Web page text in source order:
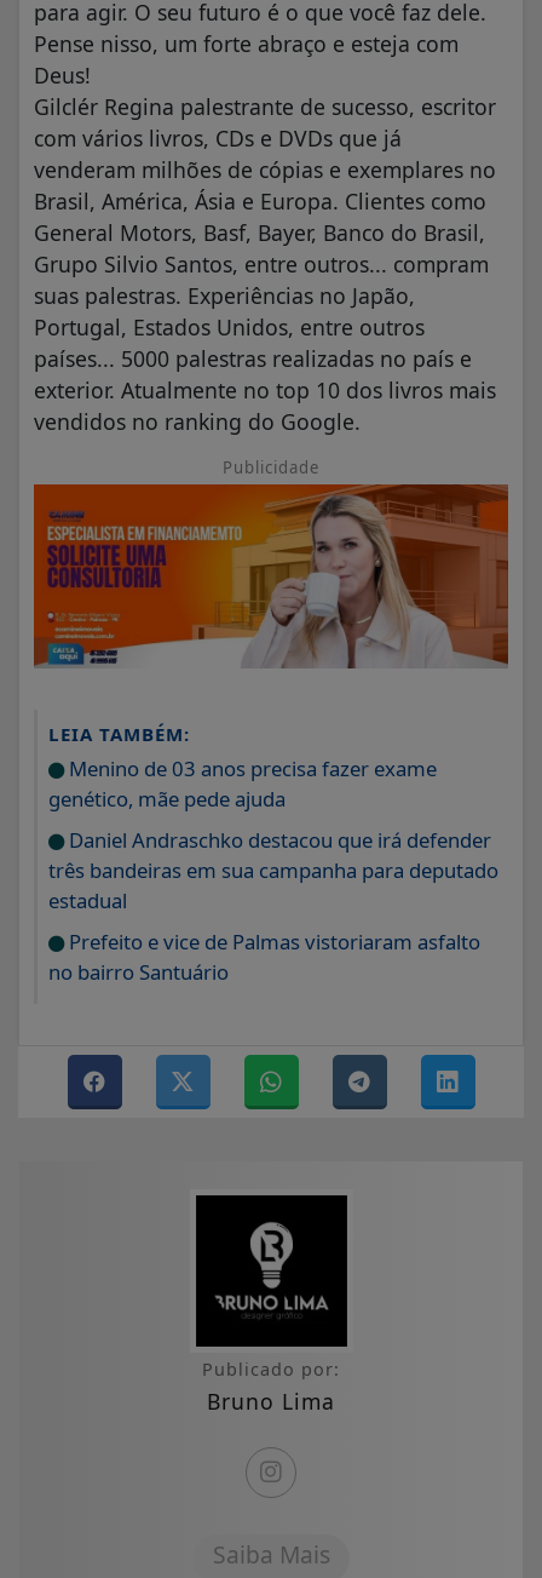
para agir. O seu futuro é o que você faz dele.
Pense nisso, um forte abraço e esteja com
Deus!
Gilclér Regina palestrante de sucesso, escritor
com vários livros, CDs e DVDs que já
venderam milhões de cópias e exemplares no
Brasil, América, Ásia e Europa. Clientes como
General Motors, Basf, Bayer, Banco do Brasil,
Grupo Silvio Santos, entre outros... compram
suas palestras. Experiências no Japão,
Portugal, Estados Unidos, entre outros
países... 5000 palestras realizadas no país e
exterior. Atualmente no top 10 dos livros mais
vendidos no ranking do Google.
Publicidade
LEIA TAMBÉM:
Menino de 03 anos precisa fazer exame
genético, mãe pede ajuda
Daniel Andraschko destacou que irá defender
três bandeiras em sua campanha para deputado
estadual
Prefeito e vice de Palmas vistoriaram asfalto
no bairro Santuário
Publicado por:
Bruno Lima
Saiba Mais